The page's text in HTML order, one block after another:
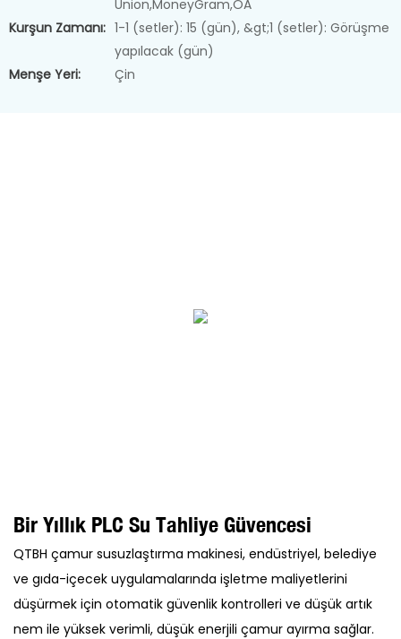
Union,MoneyGram,OA
Kurşun Zamanı: 1-1 (setler): 15 (gün), &gt;1 (setler): Görüşme
yapılacak (gün)
Menşe Yeri:
Çin
Bir Yıllık PLC Su Tahliye Güvencesi
QTBH çamur susuzlaştırma makinesi, endüstriyel, belediye
ve gıda-içecek uygulamalarında işletme maliyetlerini
düşürmek için otomatik güvenlik kontrolleri ve düşük artık
nem ile yüksek verimli, düşük enerjili çamur ayırma sağlar.